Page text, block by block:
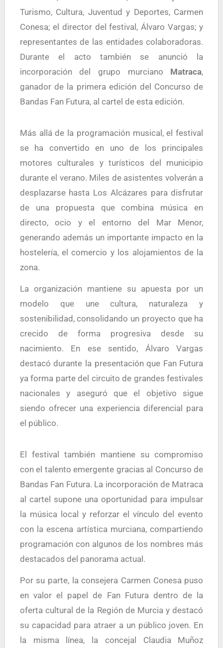
Turismo, Cultura, Juventud y Deportes, Carmen
Conesa; el director del festival, Álvaro Vargas; y
representantes de las entidades colaboradoras.
Durante el acto también se anunció la
incorporación del grupo murciano Matraca,
ganador de la primera edición del Concurso de
Bandas Fan Futura, al cartel de esta edición.
Más allá de la programación musical, el festival
se ha convertido en uno de los principales
motores culturales y turísticos del municipio
durante el verano. Miles de asistentes volverán a
desplazarse hasta Los Alcázares para disfrutar
de una propuesta que combina música en
directo, ocio y el entorno del Mar Menor,
generando además un importante impacto en la
hostelería, el comercio y los alojamientos de la
zona.
La organización mantiene su apuesta por un
modelo que une cultura, naturaleza y
sostenibilidad, consolidando un proyecto que ha
crecido de forma progresiva desde su
nacimiento. En ese sentido, Álvaro Vargas
destacó durante la presentación que Fan Futura
ya forma parte del circuito de grandes festivales
nacionales y aseguró que el objetivo sigue
siendo ofrecer una experiencia diferencial para
el público.
El festival también mantiene su compromiso
con el talento emergente gracias al Concurso de
Bandas Fan Futura. La incorporación de Matraca
al cartel supone una oportunidad para impulsar
la música local y reforzar el vínculo del evento
con la escena artística murciana, compartiendo
programación con algunos de los nombres más
destacados del panorama actual.
Por su parte, la consejera Carmen Conesa puso
en valor el papel de Fan Futura dentro de la
oferta cultural de la Región de Murcia y destacó
su capacidad para atraer a un público joven. En
la misma línea, la concejal Claudia Muñoz